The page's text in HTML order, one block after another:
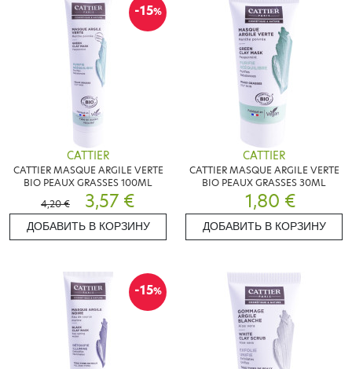
-15%
CATTIER
CATTIER MASQUE ARGILE VERTE
BIO PEAUX GRASSES 100ML
4,20 €
3,57 €
ДОБАВИТЬ В КОРЗИНУ
CATTIER
CATTIER MASQUE ARGILE VERTE
BIO PEAUX GRASSES 30ML
1,80 €
ДОБАВИТЬ В КОРЗИНУ
-15%